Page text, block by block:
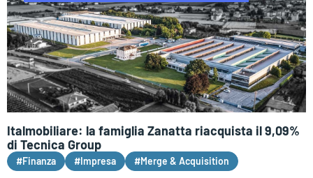
Italmobiliare: la famiglia Zanatta riacquista il 9,09%
di Tecnica Group
#Finanza #Impresa #Merge & Acquisition